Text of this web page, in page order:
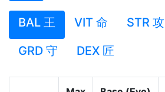
BAL 王 VIT 命 STR 攻
GRD 守
DEX 匠